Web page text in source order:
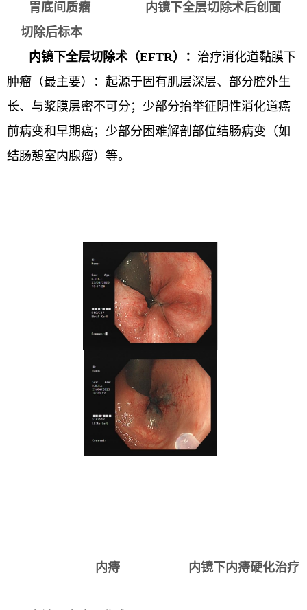
胃底间质瘤 内镜下全层切除术后创面
切除后标本
内镜下全层切除术（EFTR）： 治疗消化道黏膜下
肿瘤（最主要）：起源于固有肌层深层、部分腔外生
长、与浆膜层密不可分；少部分抬举征阴性消化道癌
前病变和早期癌；少部分困难解剖部位结肠病变（如
结肠憩室内腺瘤）等。
内痔 内镜下内痔硬化治疗